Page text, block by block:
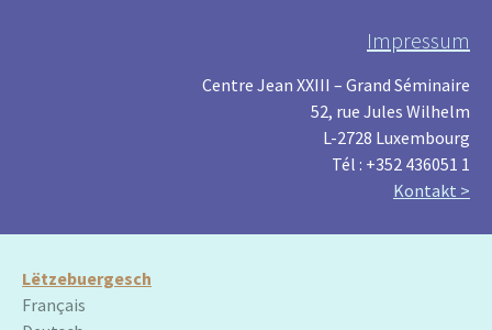
Impressum
Centre Jean XXIII – Grand Séminaire
52, rue Jules Wilhelm
L-2728 Luxembourg
Tél : +352 436051 1
Kontakt >
Lëtzebuergesch
Français